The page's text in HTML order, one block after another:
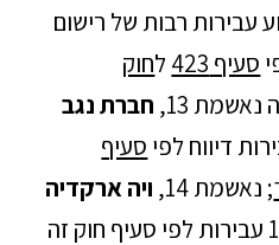
עבירות רבות של רישום
סעיף 423 לחוק
13,
חברת נגב
סעיף
; נאשמת 14,
ויה ארקדיה
, בביצוע 18 עבירות לפי סעיף חוק זה